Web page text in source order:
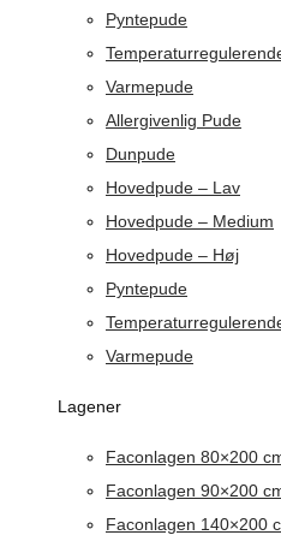
Pyntepude
Varmepude
Allergivenlig Pude
Dunpude
Hovedpude – Lav
Hovedpude – Medium
Hovedpude – Høj
Pyntepude
Varmepude
Lagener
Faconlagen 80×200
Faconlagen 90×200
Faconlagen 140×200